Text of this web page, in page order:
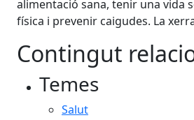
alimentació sana, tenir una vida
física i prevenir caigudes. La
Contingut
Temes
Salut